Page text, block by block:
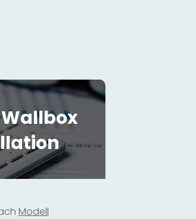
Modell